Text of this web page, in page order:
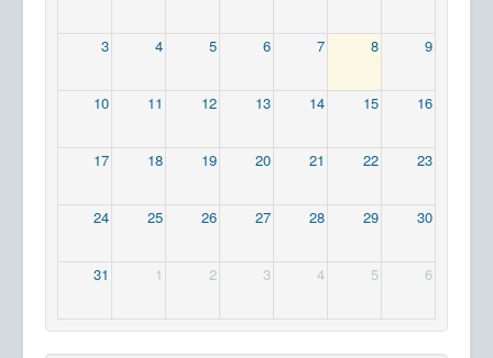
3 4 5 6 7 8 9
10 11 12 13 14 15 16
17 18 19 20 21 22 23
24 25 26 27 28 29 30
31 1 2 3 4 5 6